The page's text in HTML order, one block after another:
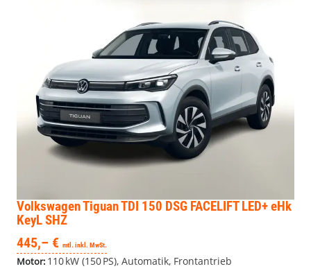
Volkswagen TiguanTDI 150 DSG FACELIFT LED+ eHk
KeyL SHZ
445,– € mtl. inkl. MwSt.
Motor: 110 kW (150 PS), Automatik, Frontantrieb